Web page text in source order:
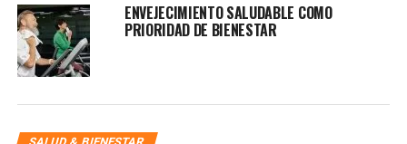
ENVEJECIMIENTO SALUDABLE COMO
PRIORIDAD DE BIENESTAR